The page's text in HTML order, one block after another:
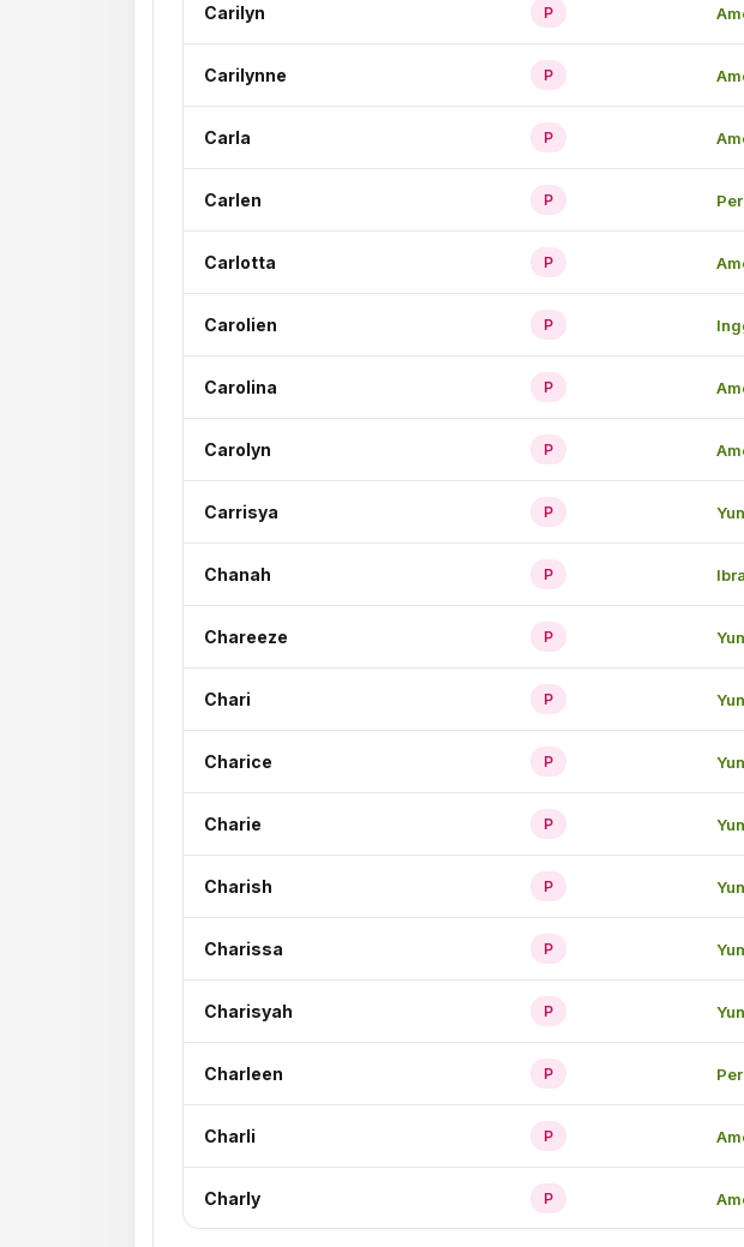
Carilyn P
Carilynne P
Carla P
Carlen P
Carlotta P
Carolien P
Carolina P
Carolyn P
Carrisya P
Chanah P
Chareeze P
Chari P
Charice P
Charie P
Charish P
Charissa P
Charisyah P
Charleen P
Charli P
Charly P